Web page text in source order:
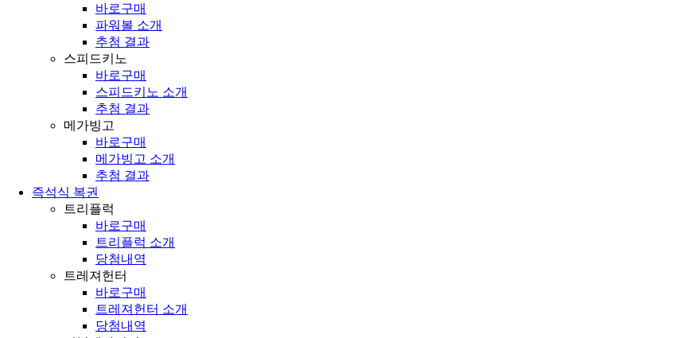
바로구매
파워볼 소개
추첨 결과
스피드키노
바로구매
스피드키노 소개
추첨 결과
메가빙고
바로구매
메가빙고 소개
추첨 결과
즉석식 복권
트리플럭
바로구매
트리플럭 소개
당첨내역
트레져헌터
바로구매
트레져헌터 소개
당첨내역